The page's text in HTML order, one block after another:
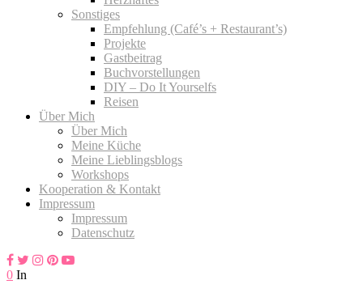
Sonstiges
Empfehlung (Café’s + Restaurant’s)
Projekte
Gastbeitrag
Buchvorstellungen
DIY – Do It Yourselfs
Reisen
Über Mich
Über Mich
Meine Küche
Meine Lieblingsblogs
Workshops
Kooperation & Kontakt
Impressum
Impressum
Datenschutz
0 In